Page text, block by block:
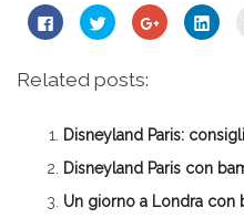
Fai
clic
su
Facebook
in
una
finestra)
Fai
clic
condividere
su
apre
in
nuova
finestra)
Fai
clic
apre
in
nuova
finestra)
Fai
clic
apre
in
Related posts:
Disneyland Paris:
Disneyland Paris con
Un giorno a Londra con